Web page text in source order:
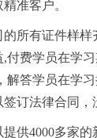
准客户。
的所有证件样
付费学员在学
解答学员在学
订法律合同，
提供4000多家